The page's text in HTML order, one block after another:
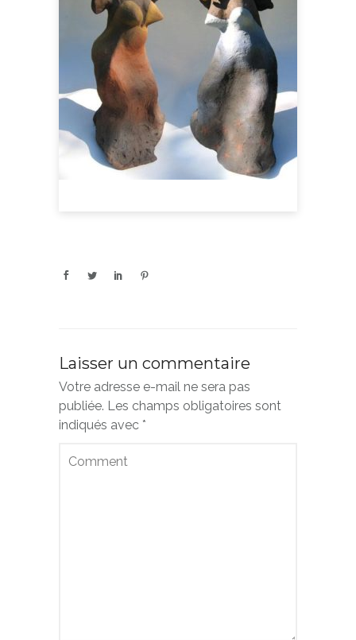
Laisser un commentaire
Votre adresse e-mail ne sera pas
publiée. Les champs obligatoires sont
indiqués avec *